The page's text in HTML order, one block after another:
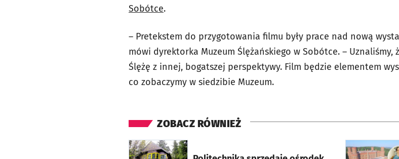
Sobótce.
– Pretekstem do przygotowania filmu były prace nad nową
mówi dyrektorka Muzeum Ślężańskiego w Sobótce. –
Ślężę z innej, bogatszej perspektywy. Film będzie elementem
co zobaczymy w siedzibie Muzeum.
ZOBACZ RÓWNIEŻ
otworzy się w nowej karcie
otworzy się